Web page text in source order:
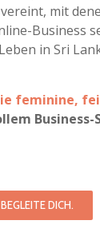
mit
Business
in Sri
feminine,
Business-
DICH.